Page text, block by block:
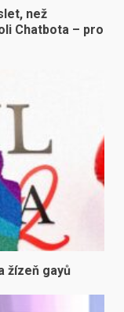
než
Chatbota – pro
žízeň gayů